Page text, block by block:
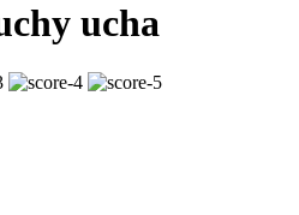
ucha